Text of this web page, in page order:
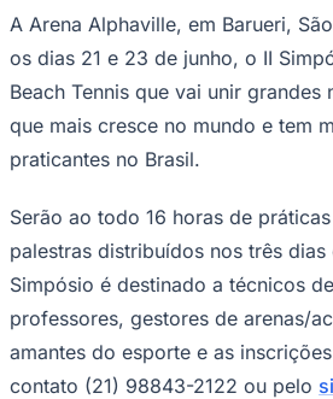
Anunciar Vagas
Publicidade Legal
NFL
Fórmula 1
UFC
Tênis (ATP)
Atletismo
Vôlei
Competições de Futebol
Brasileirão Série A
Brasileirão Série B
A Arena Alphaville, em Barueri,
os dias 21 e 23 de junho, o II
Beach Tennis que vai unir grandes
que mais cresce no mundo e tem
praticantes no Brasil.
Serão ao todo 16 horas de
palestras distribuídos nos três dias
Simpósio é destinado a técnicos
professores, gestores de arenas/
amantes do esporte e as
contato (21) 98843-2122 ou pelo